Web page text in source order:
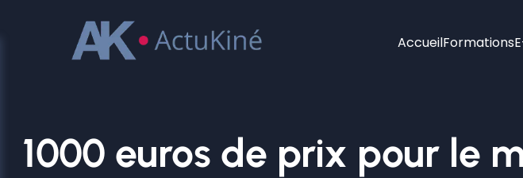
AccueilFormations
1000 euros de prix pour le